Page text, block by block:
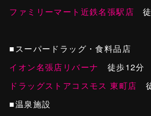
ファミリーマート近鉄名張駅店
■スーパードラッグ・食料品店
イオン名張店リバーナ
徒歩12分
ドラッグストアコスモス 東町店
■温泉施設